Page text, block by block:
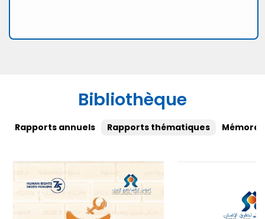
Bibliothèque
Rapports annuels Rapports thématiques